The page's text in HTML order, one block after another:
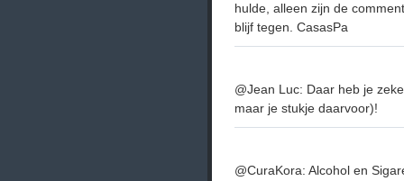
hulde, alleen zijn de
blijf tegen. CasasPa
@Jean Luc: Daar heb je
maar je stukje daarvoor)!
@CuraKora: Alcohol en